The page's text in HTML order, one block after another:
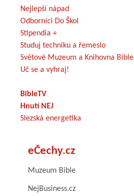
Nejlepší nápad
Odborníci Do Škol
Stipendia +
Studuj techniku a řemeslo
Světové Muzeum a Knihovna Bible
Uč se a vyhraj!
BibleTV
Hnutí NEJ
Slezská energetika
eČechy.cz
Muzeum Bible
NejBusiness.cz